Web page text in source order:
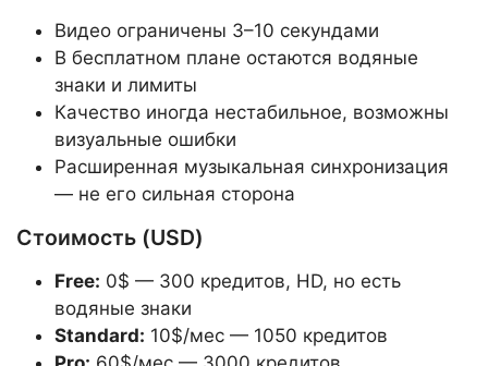
Видео ограничены 3–10 секундами
В бесплатном плане остаются водяные
знаки и лимиты
Качество иногда нестабильное, возможны
визуальные ошибки
Расширенная музыкальная синхронизация
— не его сильная сторона
Стоимость (USD)
Free: 0$ — 300 кредитов, HD, но есть
водяные знаки
Standard: 10$/мес — 1050 кредитов